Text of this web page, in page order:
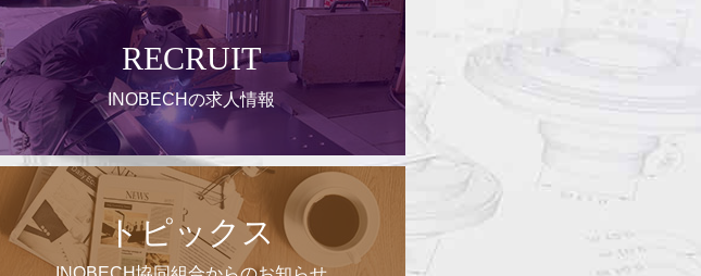
RECRUIT
INOBECHの求人情報
トピックス